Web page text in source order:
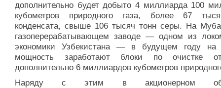
дополнительно будет добыто 4 миллиарда 100
кубометров природного газа, более 67
конденсата, свыше 106 тысяч тонн серы. На
газоперерабатывающем заводе — одном из
экономики Узбекистана — в будущем году на
мощность заработают блоки по очистке
дополнительно 6 миллиардов кубометров
Наряду с этим в акционерном